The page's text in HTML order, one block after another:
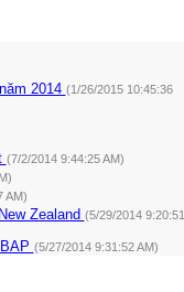
2014 (1/26/2015 10:45:36
(7/2/2014 9:44:25 AM)
AM)
Zealand (5/29/2014 9:20:51
(5/27/2014 9:31:52 AM)